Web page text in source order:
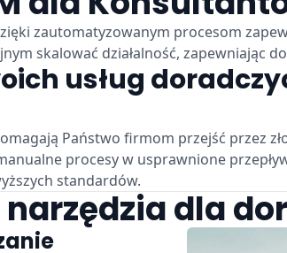
zautomatyzowanym procesom
skalować działalność, zapewniając
usług
Państwo firmom przejść przez
procesy w usprawnione
standardów.
narzędzia dla